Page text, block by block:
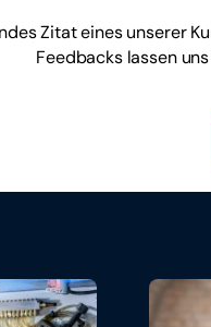
Zitat eines unserer
Feedbacks lassen